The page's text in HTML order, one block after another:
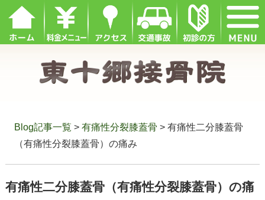
Blog記事一覧 > 有痛性分裂膝蓋骨 > 有痛性二分膝蓋骨
（有痛性分裂膝蓋骨）の痛み
有痛性二分膝蓋骨（有痛性分裂膝蓋骨）の痛